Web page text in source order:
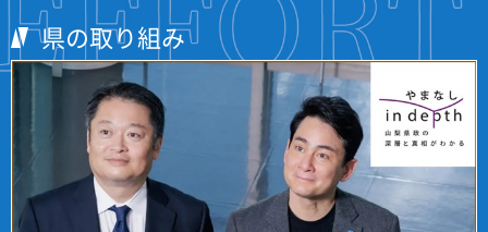
県の取り組み